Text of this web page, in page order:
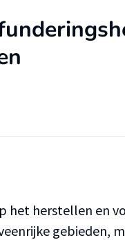
het herstellen en
gebieden,